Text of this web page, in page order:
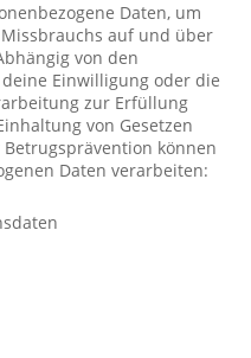
Daten, um
auf und über
von den
Einwilligung oder die
zur Erfüllung
von Gesetzen
können
Daten verarbeiten: